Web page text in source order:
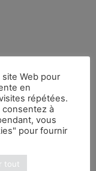
– CSWTA
Web pour
en
répétées.
consentez à
vous
pour fournir
tout